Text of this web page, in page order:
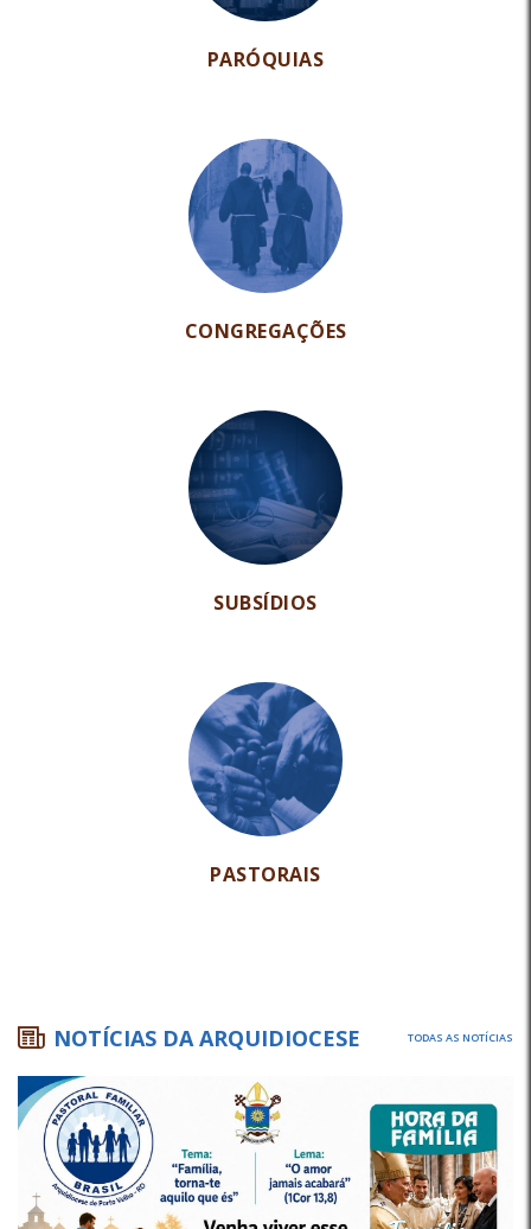
PARÓQUIAS
CONGREGAÇÕES
SUBSÍDIOS
PASTORAIS
NOTÍCIAS DA ARQUIDIOCESE TODAS AS NOTÍCIAS